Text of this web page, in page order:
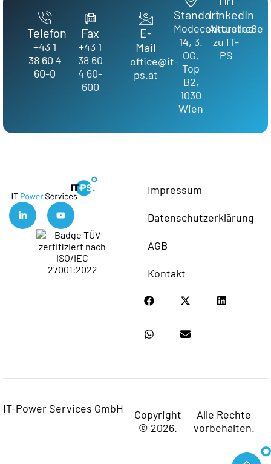
Telefon
+43 1
38 60 4
60-0
Fax
+43 1
38 60
4 60-
600
E-
Mail
office@it-
ps.at
Standort
Modecenterstraße
14, 3.
OG,
Top
B2,
1030
Wien
LinkedIn
Aktuelles
zu IT-
PS
Impressum
Datenschutzerklärung
AGB
Kontakt
IT-Power Services GmbH
Copyright
© 2026.
Alle Rechte
vorbehalten.